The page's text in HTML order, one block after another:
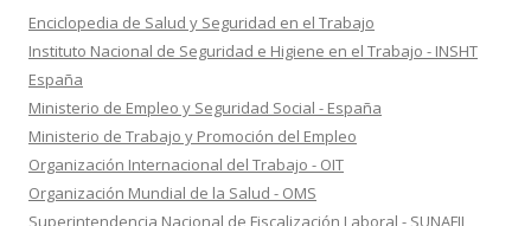
Enciclopedia de Salud y Seguridad en el Trabajo
Instituto Nacional de Seguridad e Higiene en el Trabajo - INSHT
España
Ministerio de Empleo y Seguridad Social - España
Ministerio de Trabajo y Promoción del Empleo
Organización Internacional del Trabajo - OIT
Organización Mundial de la Salud - OMS
Superintendencia Nacional de Fiscalización Laboral - SUNAFIL